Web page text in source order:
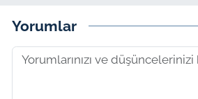
Yorumlar